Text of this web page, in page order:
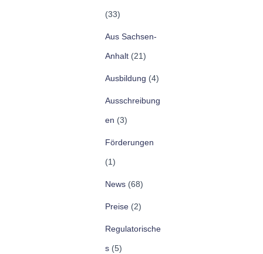
(33)
Aus Sachsen-
Anhalt (21)
Ausbildung (4)
Ausschreibung
en (3)
Förderungen
(1)
News (68)
Preise (2)
Regulatorische
s (5)